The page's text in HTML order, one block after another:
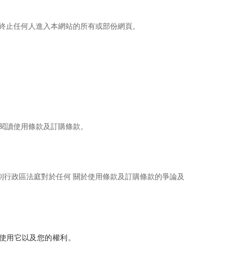
止任何人進入本網站的所有或部份網頁。
讀使用條款及訂購條款。
行政區法庭對於任何 關於使用條款及訂購條款的爭論及
用它以及您的權利。